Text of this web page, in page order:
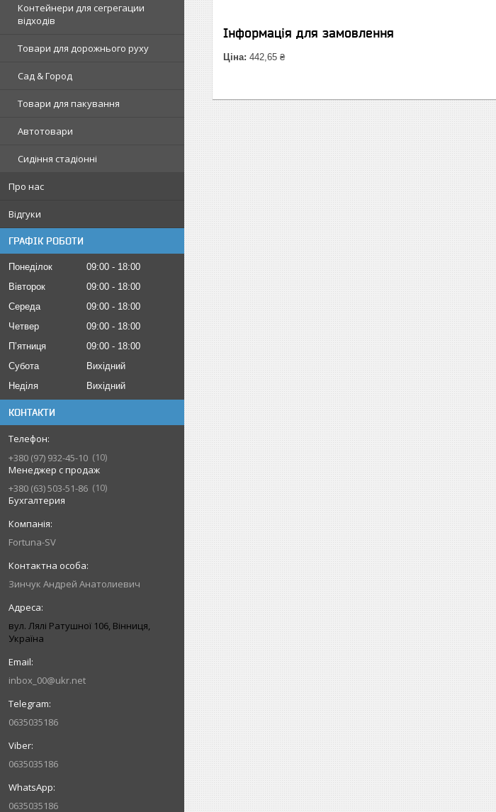
Контейнери для сегрегации
відходів
Товари для дорожнього руху
Сад & Город
Товари для пакування
Автотовари
Сидіння стадіонні
Про нас
Відгуки
ГРАФІК РОБОТИ
Понеділок 09:00
18:00
Вівторок
09:00
18:00
Середа
09:00
18:00
Четвер
09:00
18:00
Пʼятниця
09:00
18:00
Субота
Вихідний
Неділя
Вихідний
КОНТАКТИ
+380 (97) 932-45-10
10
Менеджер с продаж
+380 (63) 503-51-86
10
Бухгалтерия
Fortuna-SV
Зинчук Андрей Анатолиевич
вул. Лялі Ратушної 106, Вінниця,
Україна
inbox_00@ukr.net
0635035186
0635035186
0635035186
Інформація для замовлення
Ціна: 442,65 ₴